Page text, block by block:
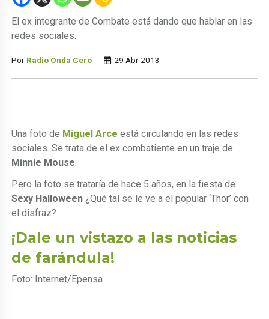
El ex integrante de Combate está dando que hablar en las
redes sociales.
Por Radio Onda Cero 29 Abr 2013
Una foto de Miguel Arce está circulando en las redes
sociales. Se trata de el ex combatiente en un traje de
Minnie Mouse.
Pero la foto se trataría de hace 5 años, en la fiesta de
Sexy Halloween ¿Qué tal se le ve a el popular ‘Thor’ con
el disfraz?
¡Dale un vistazo a las noticias
de farándula!
Foto: Internet/Epensa